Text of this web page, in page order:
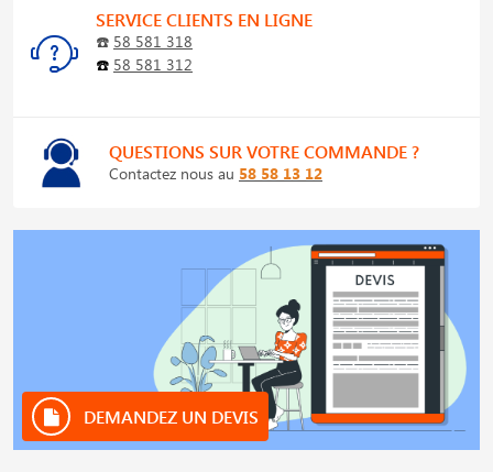
SERVICE CLIENTS EN LIGNE
☎️ 58 581 318
☎️ 58 581 312
QUESTIONS SUR VOTRE COMMANDE ?
Contactez nous au 58 58 13 12
DEMANDEZ UN DEVIS